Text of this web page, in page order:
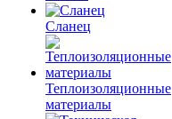
Сланец
Теплоизоляционные
материалы